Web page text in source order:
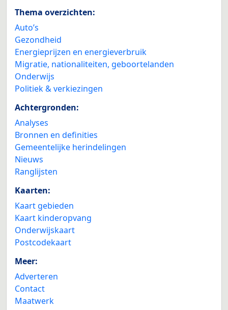
Thema overzichten:
Auto’s
Gezondheid
Energieprijzen en energieverbruik
Migratie, nationaliteiten, geboortelanden
Onderwijs
Politiek & verkiezingen
Achtergronden:
Analyses
Bronnen en definities
Gemeentelijke herindelingen
Nieuws
Ranglijsten
Kaarten:
Kaart gebieden
Kaart kinderopvang
Onderwijskaart
Postcodekaart
Meer:
Adverteren
Contact
Maatwerk